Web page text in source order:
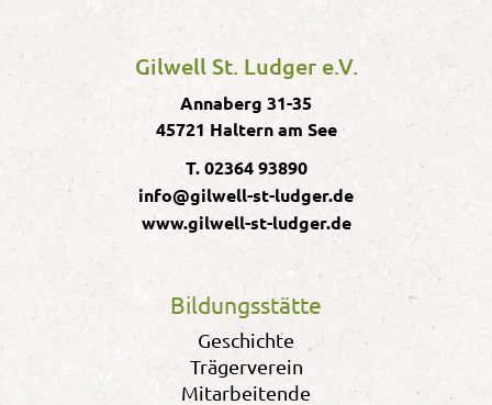
Gilwell St. Ludger e.V.
Annaberg 31-35
45721 Haltern am See
T. 02364 93890
info@gilwell-st-ludger.de
www.gilwell-st-ludger.de
Bildungsstätte
Geschichte
Trägerverein
Mitarbeitende